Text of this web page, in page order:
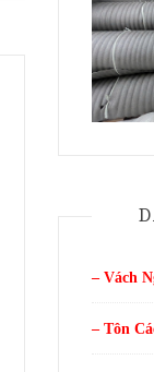
– Vách
– Tôn